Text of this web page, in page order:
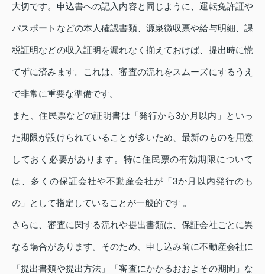
大切です。申込書への記入内容と同じように、運転免許証や
パスポートなどの本人確認書類、源泉徴収票や給与明細、課
税証明などの収入証明を漏れなく揃えておけば、提出時に慌
てずに済みます。これは、審査の流れをスムーズにするうえ
で非常に重要な準備です。
また、住民票などの証明書は「発行から3か月以内」といっ
た期限が設けられていることが多いため、最新のものを用意
しておく必要があります。特に住民票の有効期限について
は、多くの保証会社や不動産会社が「3か月以内発行のも
の」として指定していることが一般的です 。
さらに、審査に関する流れや提出書類は、保証会社ごとに異
なる場合があります。そのため、申し込み前に不動産会社に
「提出書類や提出方法」「審査にかかるおおよその期間」な